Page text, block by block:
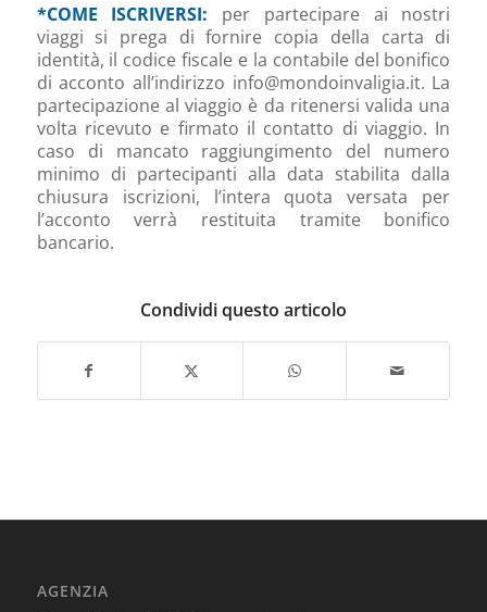
*COME ISCRIVERSI: per partecipare ai nostri
viaggi si prega di fornire copia della carta di
identità, il codice fiscale e la contabile del bonifico
di acconto all’indirizzo info@mondoinvaligia.it. La
partecipazione al viaggio è da ritenersi valida una
volta ricevuto e firmato il contatto di viaggio. In
caso di mancato raggiungimento del numero
minimo di partecipanti alla data stabilita dalla
chiusura iscrizioni, l’intera quota versata per
l’acconto verrà restituita tramite bonifico
bancario.
Condividi questo articolo
AGENZIA